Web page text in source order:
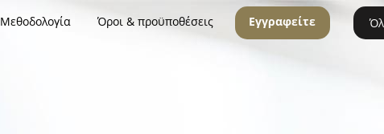
Μεθοδολογία Όροι & προϋποθέσεις Εγγραφείτε